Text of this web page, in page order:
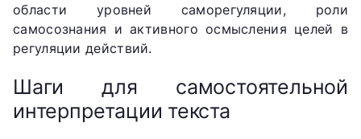
области уровней саморегуляции, роли
самосознания и активного осмысления целей в
регуляции действий.
Шаги для самостоятельной
интерпретации текста